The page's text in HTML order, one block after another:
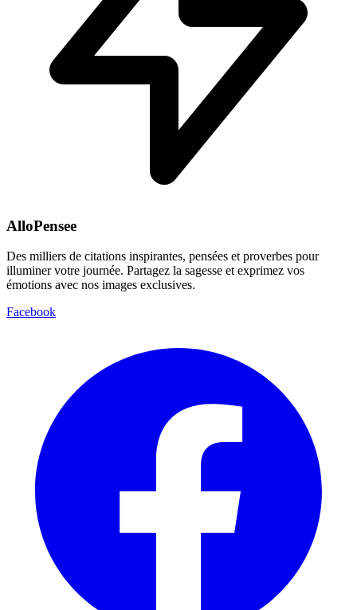
AlloPensee
Des milliers de citations inspirantes, pensées et proverbes pour
illuminer votre journée. Partagez la sagesse et exprimez vos
émotions avec nos images exclusives.
Facebook